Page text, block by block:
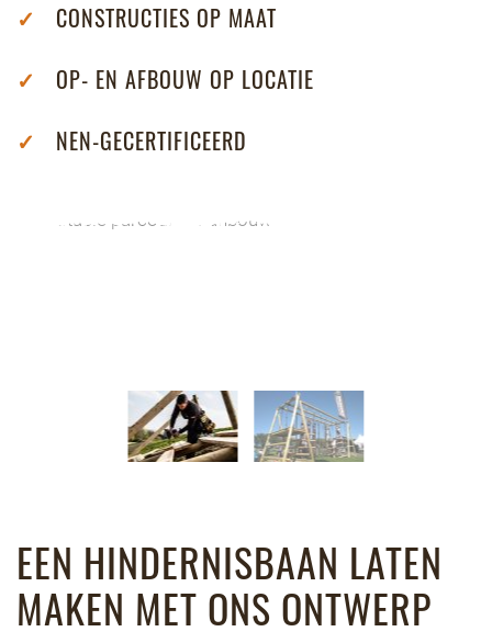
✓
CONSTRUCTIES OP MAAT
✓
OP- EN AFBOUW OP LOCATIE
✓
NEN-GECERTIFICEERD
EEN HINDERNISBAAN LATEN
MAKEN MET ONS ONTWERP